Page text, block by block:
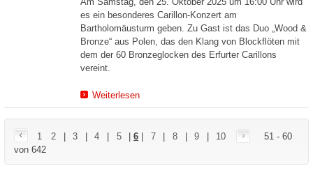
es ein besonderes Carillon-Konzert am
Bartholomäusturm geben. Zu Gast ist das Duo „Wood &
Bronze“ aus Polen, das den Klang von Blockflöten mit
dem der 60 Bronzeglocken des Erfurter Carillons
vereint.
Weiterlesen
1 2 3 4 5 |6 7 8 9 10
51 - 60
von 642